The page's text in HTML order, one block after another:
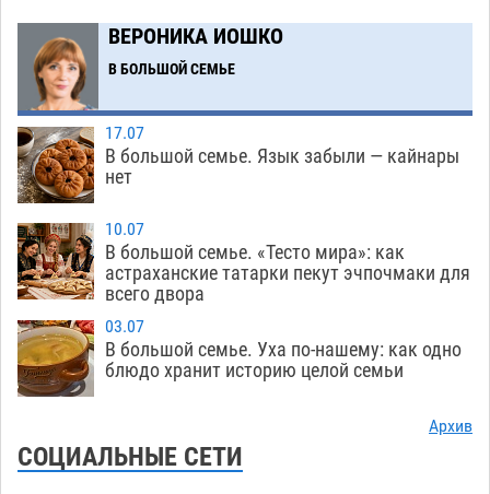
12:03
Тысячи астраханцев останутся без горячей
воды до двадцатого августа
10:51
Жителей Астраханской области просят
присмотреться к прохожим
09:01
Большой и Мариинский театры высадятся в
21:11
Начало положено: астраханский «Волгарь»
одержал первую победу в сезоне
20:21
Завтра экстремальное пекло продолжит
давить на Астрахань
08.08 793
613
ВЕРОНИКА ИОШКО
В БОЛЬШОЙ СЕМЬЕ
17.07
В большой семье. Язык забыли — кайнары
нет
10.07
В большой семье. «Тесто мира»: как
астраханские татарки пекут эчпочмаки для
всего двора
03.07
В большой семье. Уха по-нашему: как одно
блюдо хранит историю целой семьи
Архив
СОЦИАЛЬНЫЕ СЕТИ